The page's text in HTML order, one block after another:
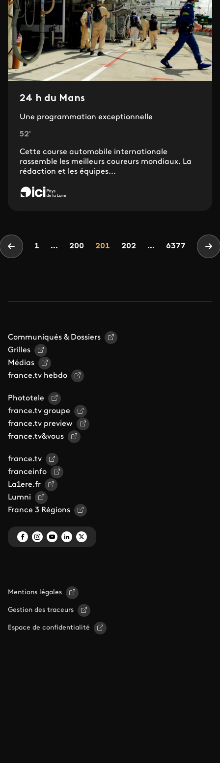
24 h du Mans
Une programmation exceptionnelle
52'
Cette course automobile internationale
rassemble les meilleurs coureurs mondiaux. La
rédaction et les équipes...
Pagination
Page précédente
1 ... Page
200 Page
201 Page
202 ... 6377
Communiqués & Dossiers
Grilles
Médias
france.tv hebdo
Phototele
france.tv groupe
france.tv preview
france.tv&vous
france.tv
franceinfo
La1ere.fr
Lumni
France 3 Régions
Mentions légales
Gestion des traceurs
Espace de confidentialité